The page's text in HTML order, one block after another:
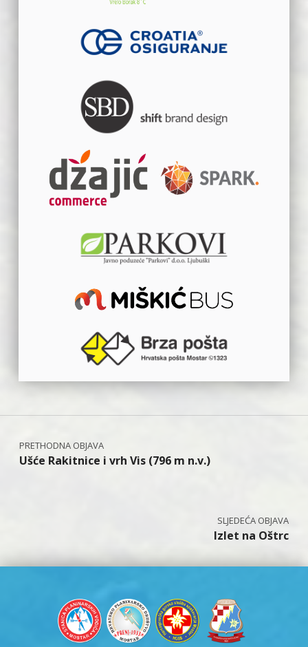
Navigacija objava
Ušće Rakitnice i vrh Vis (796 m n.v.)
Izlet na Oštrc